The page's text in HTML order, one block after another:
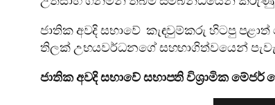
ජාතික අවදි සභාවේ කැඳවුම්කරු හිටපු පළාත්
තිලක් උභයවර්ධනගේ සහභාගිත්වයෙන්
ජාතික අවදි සභාවේ සභාපති විශ්‍රාමික